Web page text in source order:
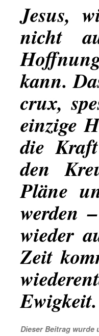
Jesus,
nicht
kann.
crux,
einzige
die
den
Pläne
werden
wieder
Zeit
Dieser Beitrag wurde